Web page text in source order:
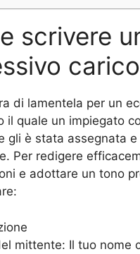
scrivere
di lamentela per un
il quale un impiegato
gli è stata assegnata
Per redigere
e adottare un tono
mittente: Il tuo nome